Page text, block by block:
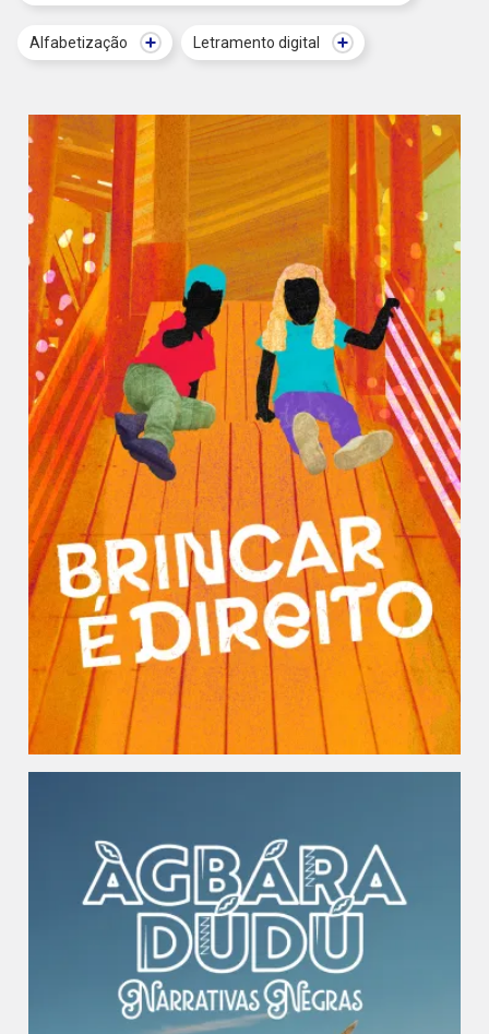
Alfabetização Letramento digital